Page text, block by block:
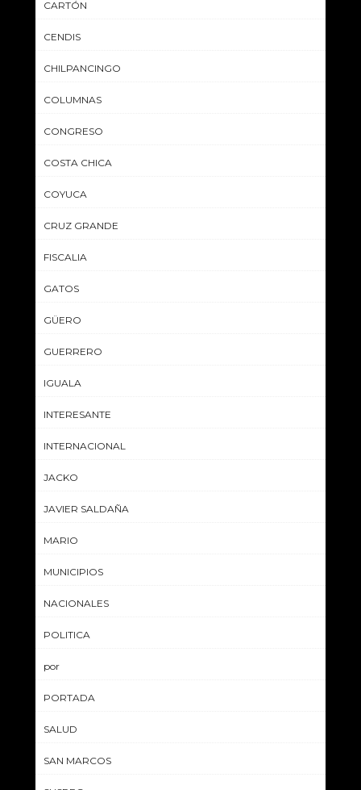
CARTÓN
CENDIS
CHILPANCINGO
COLUMNAS
CONGRESO
COSTA CHICA
COYUCA
CRUZ GRANDE
FISCALIA
GATOS
GÜERO
GUERRERO
IGUALA
INTERESANTE
INTERNACIONAL
JACKO
JAVIER SALDAÑA
MARIO
MUNICIPIOS
NACIONALES
POLITICA
por
PORTADA
SALUD
SAN MARCOS